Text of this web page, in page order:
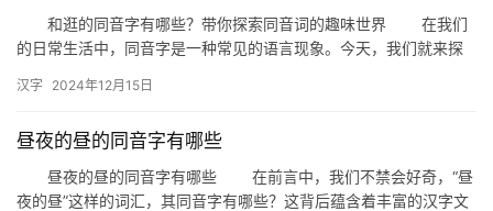
和逛的同音字有哪些？带你探索同音词的趣味世界 在我们
的日常生活中，同音字是一种常见的语言现象。今天，我们就来探
汉字 2024年12月15日
昼夜的昼的同音字有哪些
昼夜的昼的同音字有哪些 在前言中，我们不禁会好奇，“昼
夜的昼”这样的词汇，其同音字有哪些？这背后蕴含着丰富的汉字文